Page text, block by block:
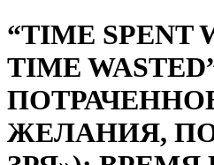
“TIME SPENT
TIME
ЖЕЛАНИЯ,